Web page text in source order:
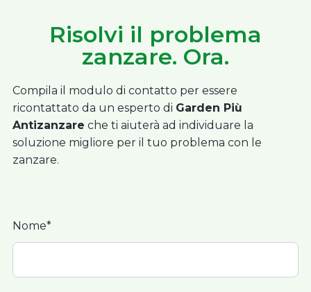
Risolvi il problema
zanzare. Ora.
Compila il modulo di contatto per essere
ricontattato da un esperto di Garden Più
Antizanzare che ti aiuterà ad individuare la
soluzione migliore per il tuo problema con le
zanzare.
Nome*